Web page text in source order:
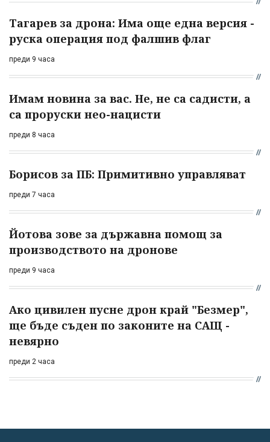
Тагарев за дрона: Има още една версия -
руска операция под фалшив флаг
преди 9 часа
Имам новина за вас. Не, не са садисти, а
са проруски нео-нацисти
преди 8 часа
Борисов за ПБ: Примитивно управляват
преди 7 часа
Йотова зове за държавна помощ за
производството на дронове
преди 9 часа
Ако цивилен пусне дрон край "Безмер",
ще бъде съден по законите на САЩ -
невярно
преди 2 часа